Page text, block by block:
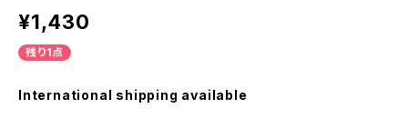
¥1,430
残り1点
International shipping available